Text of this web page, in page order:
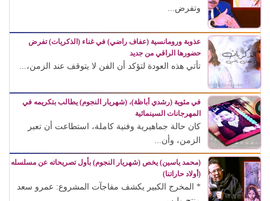
وتفرض...
عذوبة ورومانسية (عفاف راضي) في غناء (الذكريات) تفرض
حضورها الراقي من جديد
تأتي هذه العودة لتؤكد أن الفن لا يتوقف عند الزمن،...
في مئوية (رشدي أباظة)، (شهريار النجوم) يطالب بتكريمه في
المهرجانات السينمائية
كان حالة جماهيرية وفنية كاملة، استطاعت أن تعبر
الزمن، وأن...
(محمد ياسين) يخص (شهريار النجوم) بأول تصريحاته عن مسلسله
(أولاد حاراتنا)
* المخرج الكبير يكشف مفاجآت المشروع: عمرو سعد